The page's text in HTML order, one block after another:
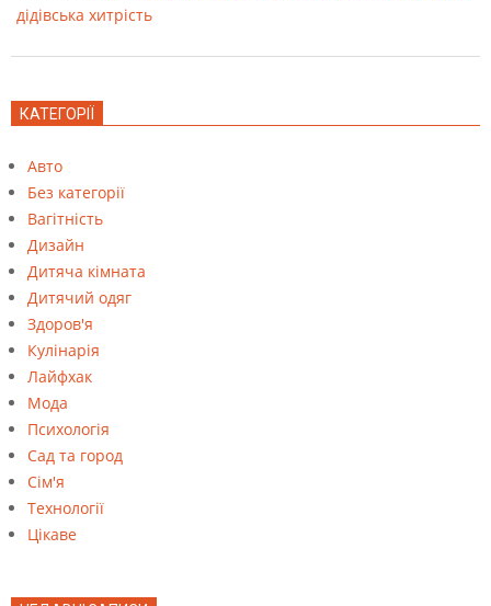
дідівська хитрість
КАТЕГОРІЇ
Авто
Без категорії
Вагітність
Дизайн
Дитяча кімната
Дитячий одяг
Здоров'я
Кулінарія
Лайфхак
Мода
Психологія
Сад та город
Сім'я
Технології
Цікаве